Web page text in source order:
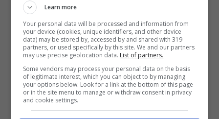
Come abbiamo anticipato anche se
l’appuntamento è all’Arena di Verona per il
4 e 5 giugno, Rai Unotrasmetterà la
replica deiWind Music Awards 2018
il 12 giugno, ma con un appuntamento
speciale per il 23 giugno con una terza
serata che raccoglierà tutti i momenti più
Learn more
Your personal data will be processed and information from
your device (cookies, unique identifiers, and other device
data) may be stored by, accessed by and shared with 319
partners, or used specifically by this site. We and our partners
may use precise geolocation data. List of partners.
Some vendors may process your personal data on the basis
of legitimate interest, which you can object to by managing
your options below. Look for a link at the bottom of this page
or in the site menu to manage or withdraw consent in privacy
and cookie settings.